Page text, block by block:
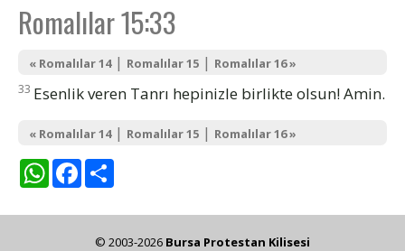
Romalılar 15:33
« Romalılar 14| Romalılar 15 | Romalılar 16 »
33 Esenlik veren Tanrı hepinizle birlikte olsun! Amin.
« Romalılar 14| Romalılar 15 | Romalılar 16 »
WhatsAppFacebook
© 2003-2026 Bursa Protestan Kilisesi